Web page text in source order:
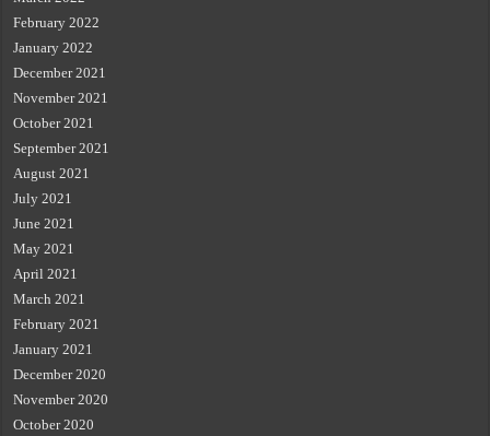
February 2022
January 2022
December 2021
November 2021
October 2021
September 2021
August 2021
July 2021
June 2021
May 2021
April 2021
March 2021
February 2021
January 2021
December 2020
November 2020
October 2020